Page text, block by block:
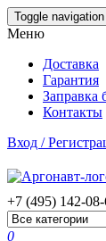
Skip
to
content
Toggle navigation
Меню
Доставка
Гарантия
Заправка
Контакты
Вход /
+7 (495) 142-
0